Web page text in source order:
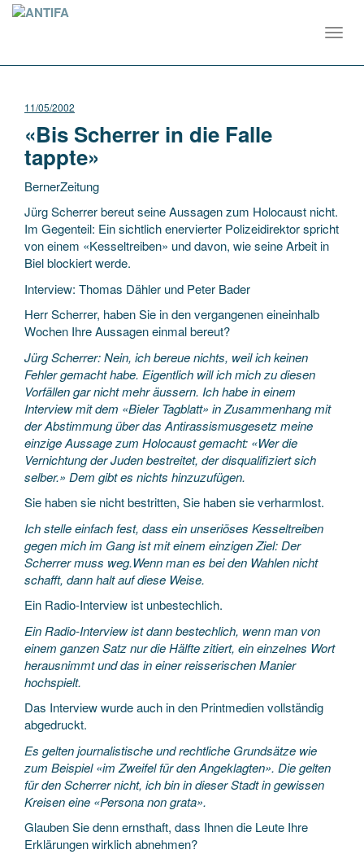
11/05/2002
«Bis Scherrer in die Falle
tappte»
BernerZeitung
Jürg Scherrer bereut seine Aussagen zum Holocaust nicht.
Im Gegenteil: Ein sichtlich enervierter Polizeidirektor spricht
von einem «Kesseltreiben» und davon, wie seine Arbeit in
Biel blockiert werde.
Interview: Thomas Dähler und Peter Bader
HerrScherrer, haben Sie in den vergangenen eineinhalb
Wochen Ihre Aussagen einmal bereut?
Jürg Scherrer: Nein, ich bereue nichts, weil ich keinen
Fehler gemacht habe. Eigentlich will ich mich zu diesen
Vorfällen gar nicht mehr äussern. Ich habe in einem
Interview mit dem «Bieler Tagblatt» in Zusammenhang mit
der Abstimmung über das Antirassismusgesetz meine
einzige Aussage zum Holocaust gemacht: «Wer die
Vernichtung der Juden bestreitet, der disqualifiziert sich
selber.» Dem gibt es nichts hinzuzufügen.
Sie haben sie nicht bestritten, Sie haben sie verharmlost.
Ich stelle einfach fest, dass ein unseriöses Kesseltreiben
gegen mich im Gang ist mit einem einzigen Ziel: Der
Scherrer muss weg.Wenn man es bei den Wahlen nicht
schafft, dann halt auf diese Weise.
Ein Radio-Interview ist unbestechlich.
Ein Radio-Interview ist dann bestechlich, wenn man von
einem ganzen Satz nur die Hälfte zitiert, ein einzelnes Wort
herausnimmt und das in einer reisserischen Manier
hochspielt.
Das Interview wurde auch in den Printmedien vollständig
abgedruckt.
Es gelten journalistische und rechtliche Grundsätze wie
zum Beispiel «im Zweifel für den Angeklagten». Die gelten
für den Scherrer nicht, ich bin in dieser Stadt in gewissen
Kreisen eine «Persona non grata».
Glauben Sie denn ernsthaft, dass Ihnen die Leute Ihre
Erklärungen wirklich abnehmen?